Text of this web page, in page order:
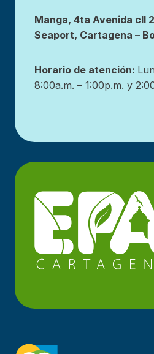
Manga, 4ta Avenida cll
Seaport, Cartagena –
Horario de atención:
8:00a.m. – 1:00p.m. y